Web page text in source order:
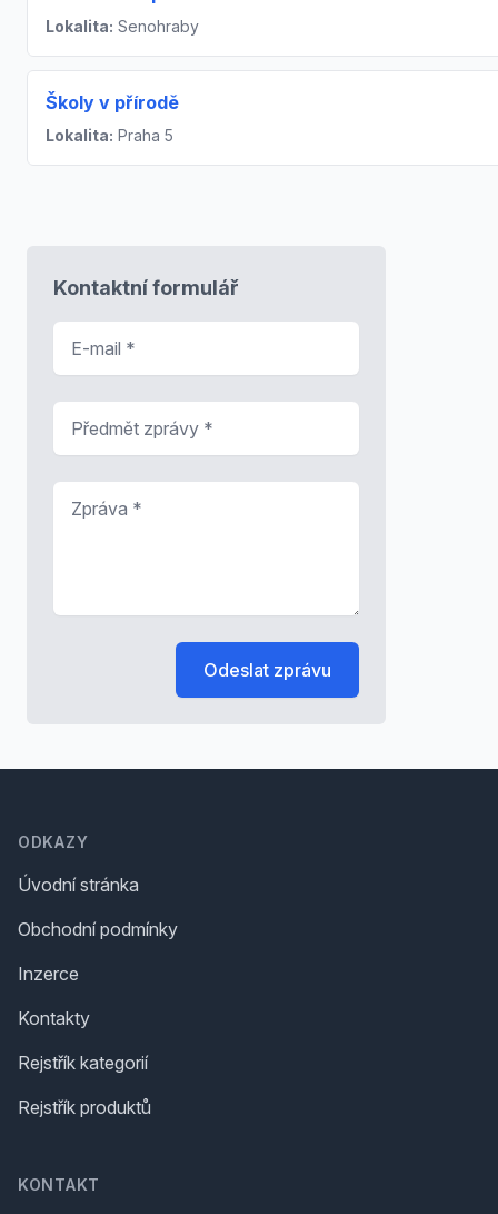
Lokalita: Senohraby
Školy v přírodě
Lokalita: Praha 5
Kontaktní formulář
Odeslat zprávu
ODKAZY
Úvodní stránka
Obchodní podmínky
Inzerce
Kontakty
Rejstřík kategorií
Rejstřík produktů
KONTAKT